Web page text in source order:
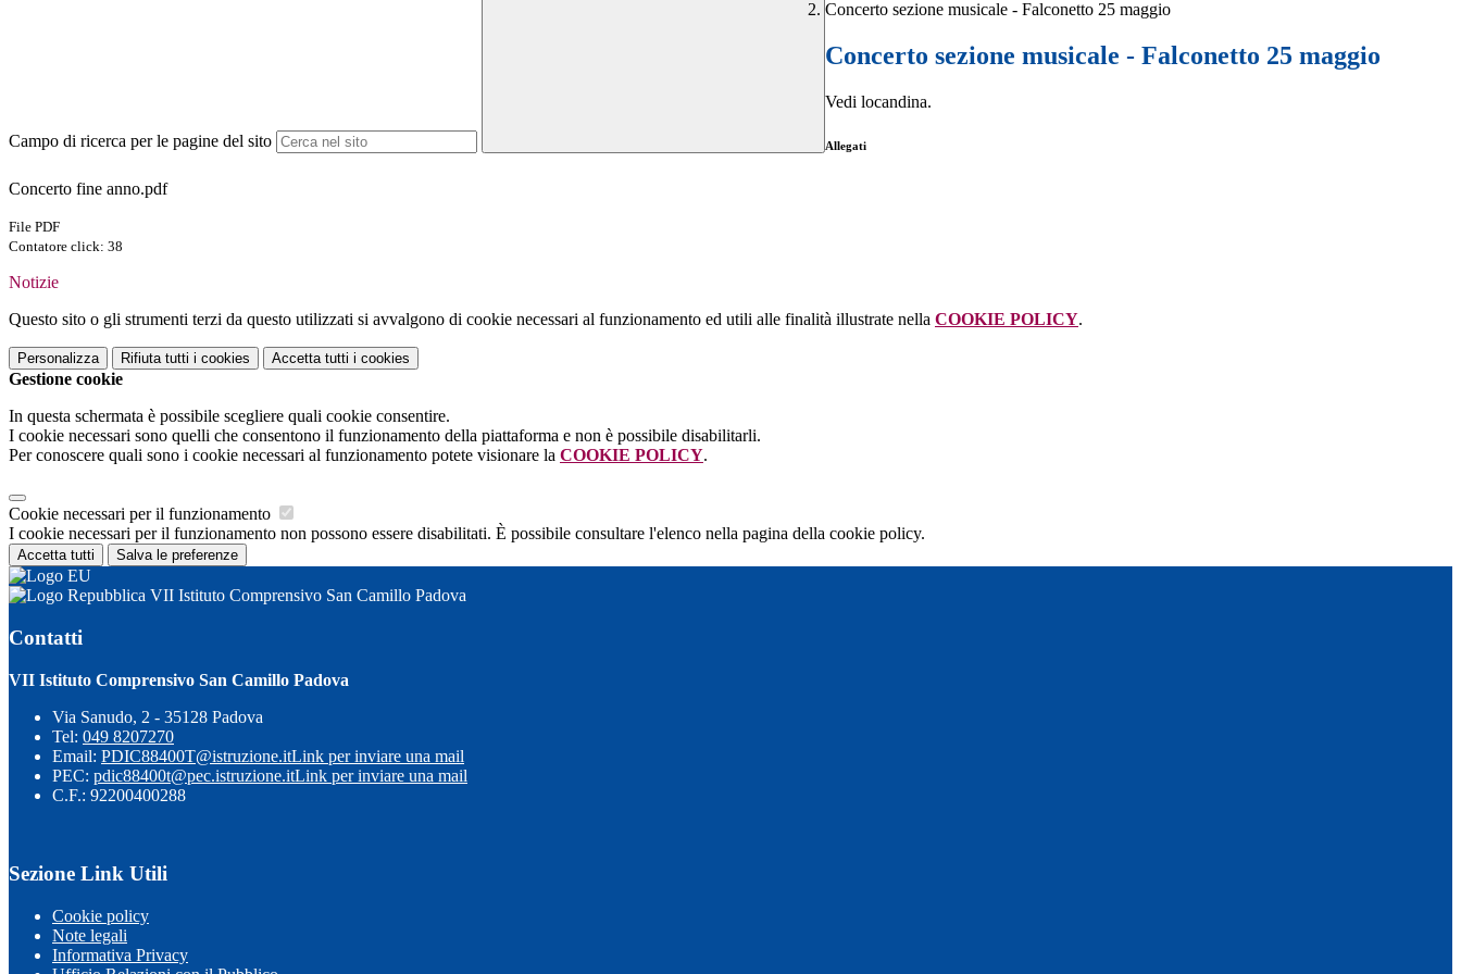
Campo di ricerca per le pagine del sito
Concerto sezione musicale - Falconetto 25 maggio
Concerto sezione musicale - Falconetto 25 maggio
Vedi locandina.
Allegati
Concerto fine anno.pdf
File PDF
Contatore click: 38
Notizie
Questo sito o gli strumenti terzi da questo utilizzati si avvalgono di cookie necessari al funzionamento ed utili alle finalità illustrate nella COOKIE POLICY.
Personalizza Rifiuta tutti i cookies Accetta tutti i cookies
Gestione cookie
In questa schermata è possibile scegliere quali cookie consentire.
I cookie necessari sono quelli che consentono il funzionamento della piattaforma e non è possibile disabilitarli.
Per conoscere quali sono i cookie necessari al funzionamento potete visionare la COOKIE POLICY.
Cookie necessari per il funzionamento
I cookie necessari per il funzionamento non possono essere disabilitati. È possibile consultare l'elenco nella pagina della cookie policy.
Accetta tutti Salva le preferenze
VII Istituto Comprensivo San Camillo Padova
Contatti
VII Istituto Comprensivo San Camillo Padova
Via Sanudo, 2 - 35128 Padova
Tel: 049 8207270
Email: PDIC88400T@istruzione.itLink per inviare una mail
PEC: pdic88400t@pec.istruzione.itLink per inviare una mail
C.F.: 92200400288
Sezione Link Utili
Cookie policy
Note legali
Informativa Privacy